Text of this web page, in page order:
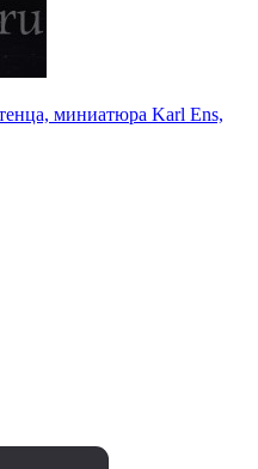
миниатюра Karl Ens,